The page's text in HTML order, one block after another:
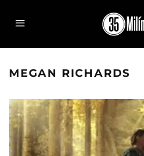
MEGAN RICHARDS